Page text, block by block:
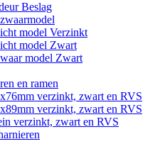
Beslag
model Verzinkt
model Zwart
model Zwart
en ramen
verzinkt, zwart en RVS
verzinkt, zwart en RVS
verzinkt, zwart en RVS